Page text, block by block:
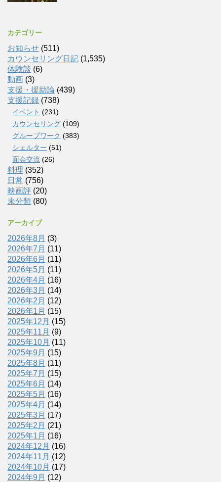
カテゴリー
お知らせ (511)
カウンセリング日記 (1,535)
体験談 (6)
動画 (3)
支援・援助論 (439)
支援記録 (738)
イベント (231)
カウンセリング (109)
グループワーク (383)
シェルター (51)
面会交流 (26)
料理 (352)
日常 (756)
映画評 (20)
未分類 (80)
アーカイブ
2026年8月 (3)
2026年7月 (11)
2026年6月 (11)
2026年5月 (11)
2026年4月 (16)
2026年3月 (14)
2026年2月 (12)
2026年1月 (15)
2025年12月 (15)
2025年11月 (9)
2025年10月 (11)
2025年9月 (15)
2025年8月 (11)
2025年7月 (15)
2025年6月 (14)
2025年5月 (16)
2025年4月 (14)
2025年3月 (17)
2025年2月 (21)
2025年1月 (16)
2024年12月 (16)
2024年11月 (12)
2024年10月 (17)
2024年9月 (12)